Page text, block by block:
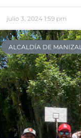
julio 3, 2024 1:59 pm
ALCALDÍA DE